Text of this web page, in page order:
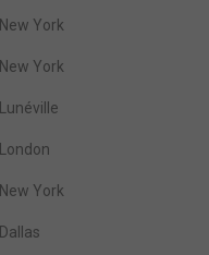
New York
New York
Lunéville
London
New York
Dallas